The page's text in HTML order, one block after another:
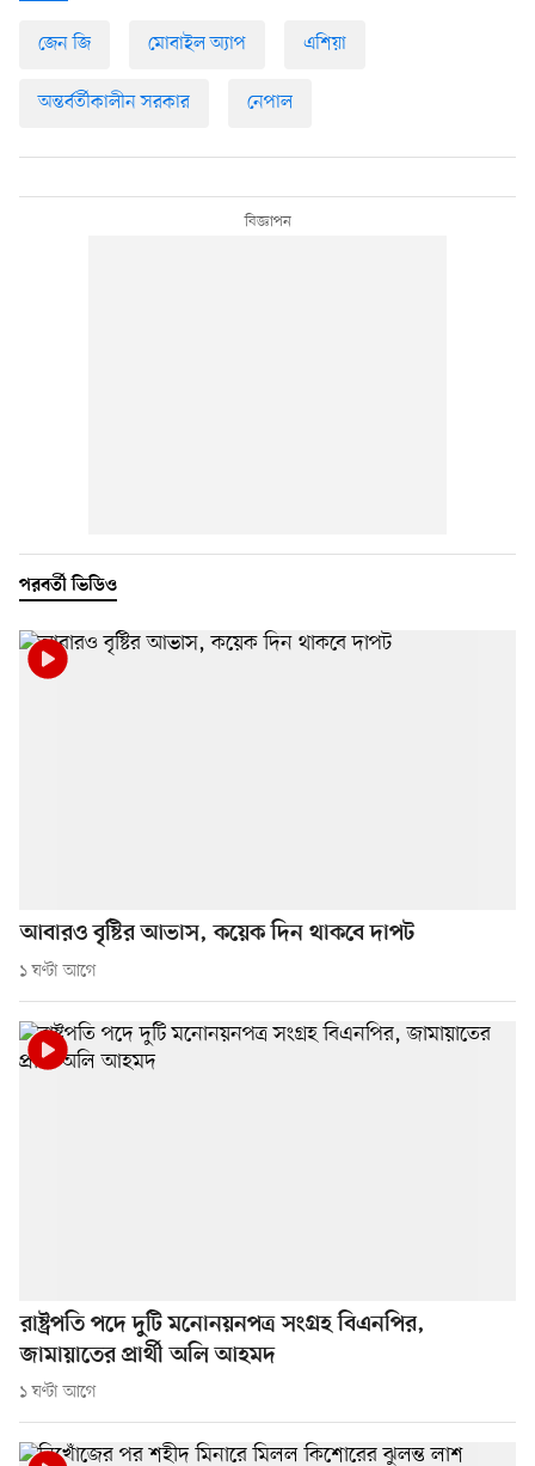
জেন জি মোবাইল অ্যাপ এশিয়া
অন্তর্বর্তীকালীন সরকার নেপাল
পরবর্তী ভিডিও
আবারও বৃষ্টির আভাস, কয়েক দিন থাকবে দাপট
১ ঘণ্টা আগে
রাষ্ট্রপতি পদে দুটি মনোনয়নপত্র সংগ্রহ বিএনপির,
জামায়াতের প্রার্থী অলি আহমদ
১ ঘণ্টা আগে